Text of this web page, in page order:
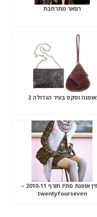
רנואר מתרחבת
אופנה וסקס בעיר הגדולה 2
מגזין אופנת סתיו חורף 2010-11 –
twentyfourseven